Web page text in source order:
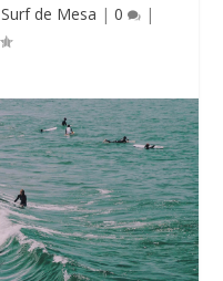
Surf de Mesa | 0 |